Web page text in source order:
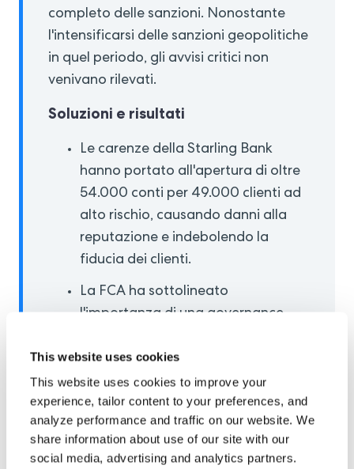
This website uses cookies
This website uses cookies to improve your
experience, tailor content to your preferences, and
analyze performance and traffic on our website. We
share information about use of our site with our
social media, advertising and analytics partners.
completo delle sanzioni. Nonostante
l'intensificarsi delle sanzioni geopolitiche
in quel periodo, gli avvisi critici non
venivano rilevati.
Soluzioni e risultati
Le carenze della Starling Bank
hanno portato all'apertura di oltre
54.000 conti per 49.000 clienti ad
alto rischio, causando danni alla
reputazione e indebolendo la
fiducia dei clienti.
La FCA ha sottolineato
l'importanza di una governance
supervisione dell'alta dirigenza e la
formazione del personale sono
essenziali per una valutazione
efficace del rischio.
ComplyCube è stata in grado di